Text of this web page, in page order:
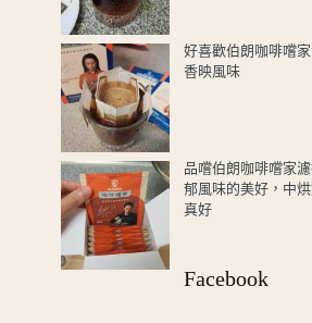
好喜歡伯朗咖啡嚐
香映風味
品嚐伯朗咖啡嚐家
郁風味的美好，中
真好
Facebook